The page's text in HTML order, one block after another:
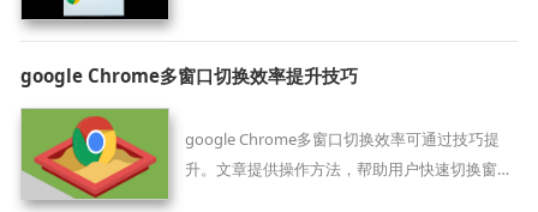
google Chrome多窗口切换效率提升技巧
google Chrome多窗口切换效率可通过技巧提
升。文章提供操作方法，帮助用户快速切换窗